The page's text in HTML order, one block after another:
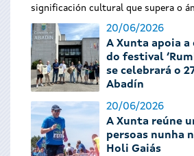
significación cultural que supera o
20/06/2026
A Xunta apoia
do festival
se celebrará o
Abadín
20/06/2026
A Xunta reúne
persoas nunha
Holi Gaiás